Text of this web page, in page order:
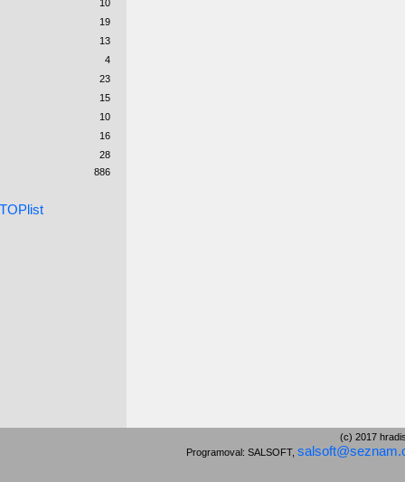
10
19
13
4
23
15
10
16
28
886
(c) 2017
Programoval: SALSOFT,